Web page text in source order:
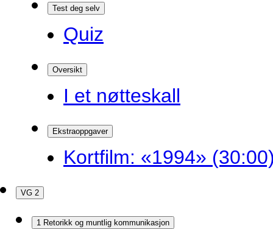
Test deg selv
Quiz
Oversikt
I et nøtteskall
Ekstraoppgaver
Kortfilm: «1994»
VG 2
1 Retorikk og muntlig kommunikasjon